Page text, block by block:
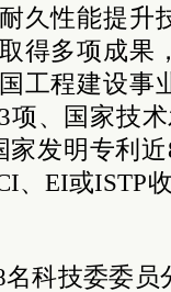
久性能提升
得多项成果
工程建设事
项、国家技
发明专利
、EI或ISTP
科技委委